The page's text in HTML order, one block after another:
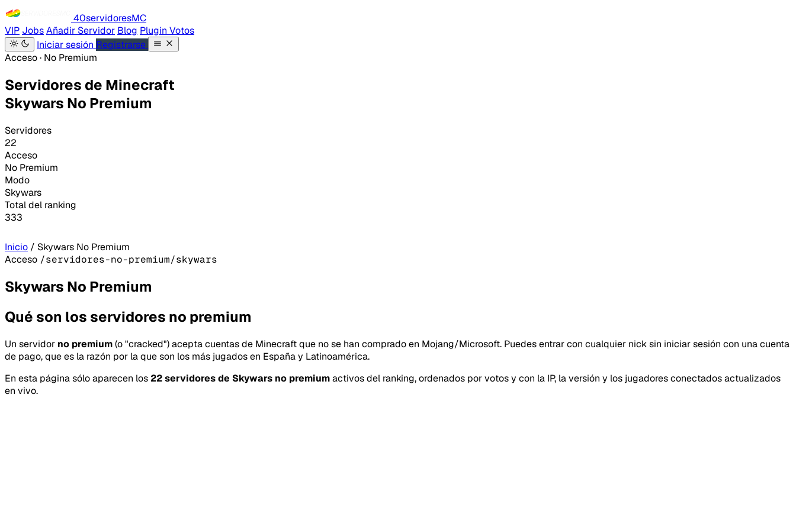
40servidoresMC
VIP JobsAñadir Servidor Blog Plugin Votos
Iniciar sesión Registrarse
Acceso · No Premium
Servidores de Minecraft
Skywars No Premium
Servidores
22
Acceso
No Premium
Modo
Skywars
Total del ranking
333
Inicio / Skywars No Premium
Acceso /servidores-no-premium/skywars
Skywars No Premium
Qué son los servidores no premium
Un servidor no premium(o "cracked") acepta cuentas de Minecraft que no se han comprado en Mojang/Microsoft. Puedes entrar con cualquier nick sin iniciar sesión con una cuenta
de pago, que es la razón por la que son los más jugados en España y Latinoamérica.
En esta página sólo aparecen los 22 servidores de Skywars no premiumactivos del ranking, ordenados por votos y con la IP, la versión y los jugadores conectados actualizados
en vivo.